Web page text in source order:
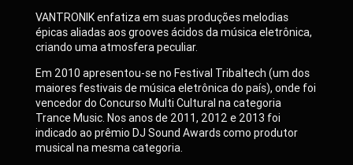
VANTRONIK enfatiza em suas produções melodias
épicas aliadas aos grooves ácidos da música eletrônica,
criando uma atmosfera peculiar.
Em 2010 apresentou-se no Festival Tribaltech (um dos
maiores festivais de música eletrônica do país), onde foi
vencedor do Concurso Multi Cultural na categoria
Trance Music. Nos anos de 2011, 2012 e 2013 foi
indicado ao prêmio DJ Sound Awards como produtor
musical na mesma categoria.